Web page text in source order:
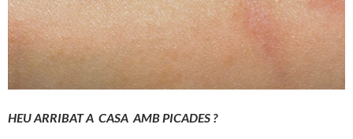
HEU ARRIBAT A CASA AMB PICADES ?